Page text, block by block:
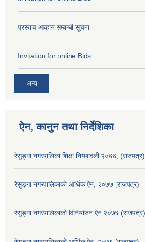
प्रस्ताव आव्हान सम्बन्धी सूचना
Invitation for online Bids
अन्य
ऐन, कानुन तथा निर्देशिका
रेसुङ्गा नगरपालिका शिक्षा नियमावली २०७७, (राजपत्र)
रेसुङ्गा नगरपालिकाको आर्थिक ऐन, २०७७ (राजपत्र)
रेसुङ्गा नगरपालिकाको विनियोजन ऐन २०७७ (राजपत्र)